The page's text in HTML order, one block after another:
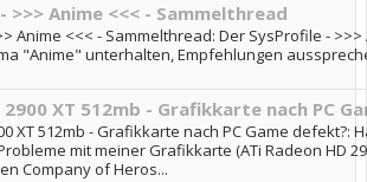
>>> Anime <<< - Sammelthread
Anime <<< - Sammelthread: Der SysProfile -
"Anime" unterhalten, Empfehlungen
2900 XT 512mb - Grafikkarte nach PC
XT 512mb - Grafikkarte nach PC Game defekt?:
mit meiner Grafikkarte (ATi Radeon HD
Company of Heros...